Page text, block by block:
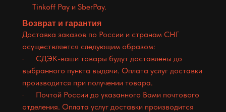
Tinkoff Pay и SberPay.
Возврат и гарантия
Доставка заказов по России и странам СНГ
осуществляется следующим образом:
· СДЭК-ваши товары будут доставлены до
выбранного пункта выдачи. Оплата услуг доставки
производится при получении товара.
· Почтой России до указанного Вами почтового
отделения. Оплата услуг доставки производится